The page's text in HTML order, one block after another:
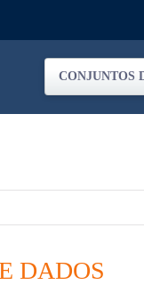
CONJUNTOS
DADOS